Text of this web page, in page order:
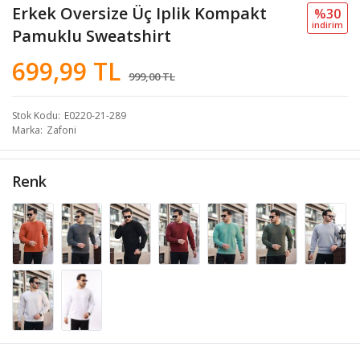
Erkek Oversize Üç Iplik Kompakt
Pamuklu Sweatshirt
699,99 TL 999,00 TL
%30
i̇ndi̇ri̇m
Stok Kodu E0220-21-289
Marka Zafoni
Renk